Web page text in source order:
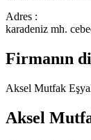
Adres :
karadeniz mh.
Firmanın
Aksel Mutfak
Aksel